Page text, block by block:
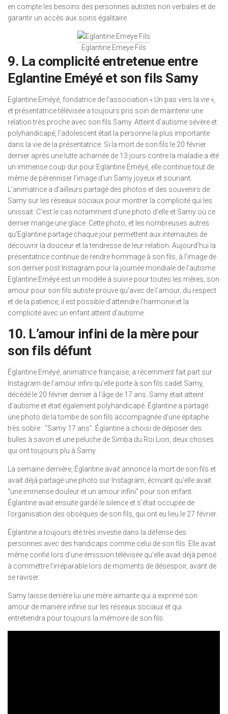
en compte les besoins des personnes autistes non verbales et de
garantir un accès aux soins égalitaire.
Eglantine Emeye Fils
9. La complicité entretenue entre
Eglantine Eméyé et son fils Samy
Eglantine Eméyé, fondatrice de l’association « Un pas vers la vie »,
et présentatrice télévisée a toujours pris soin de maintenir une
relation très proche avec son fils Samy. Atteint d’autisme sévère et
polyhandicapé, l’adolescent était la personne la plus importante
dans la vie de la présentatrice. Si la mort de son fils le 20 février
dernier après une lutte acharnée de 13 jours contre la maladie a été
un immense coup dur pour Eglantine Eméyé, elle continue tout de
même de pérenniser l’image d’un Samy joyeux et souriant.
L’animatrice a d’ailleurs partagé des photos et des souvenirs de
Samy sur les réseaux sociaux pour montrer la complicité qui les
unissait. C’est le cas notamment d’une photo d’elle et Samy où ce
dernier mange une glace. Cette photo, et les nombreuses autres
qu’Eglantine partage chaque jour permettent aux internautes de
découvrir la douceur et la tendresse de leur relation. Aujourd’hui la
présentatrice continue de rendre hommage à son fils, à l’image de
son dernier post Instagram pour la journée mondiale de l’autisme.
Eglantine Eméyé est un modèle à suivre pour toutes les mères, son
amour pour son fils autiste prouve qu’avec de l’amour, du respect
et de la patience, il est possible d’atteindre l’harmonie et la
complicité avec un enfant atteint d’autisme.
10. L’amour infini de la mère pour
son fils défunt
Églantine Eméyé, animatrice française, a récemment fait part sur
Instagram de l’amour infini qu’elle porte à son fils cadet Samy,
décédé le 20 février dernier à l’âge de 17 ans. Samy était atteint
d’autisme et était également polyhandicapé. Églantine a partagé
une photo de la tombe de son fils accompagnée d’une épitaphe
très sobre : “Samy 17 ans”. Églantine a choisi de déposer des
bulles à savon et une peluche de Simba du Roi Lion, deux choses
qui ont toujours plu à Samy.
La semaine dernière, Églantine avait annoncé la mort de son fils et
avait déjà partagé une photo sur Instagram, écrivant qu’elle avait
“une immense douleur et un amour infini” pour son enfant.
Églantine avait ensuite gardé le silence et s’était occupée de
l’organisation des obsèques de son fils, qui ont eu lieu le 27 février.
Églantine a toujours été très investie dans la défense des
personnes avec des handicaps comme celui de son fils. Elle avait
même confié lors d’une émission télévisée qu’elle avait déjà pensé
à commettre l’irréparable lors de moments de désespoir, avant de
se raviser.
Samy laisse derrière lui une mère aimante qui a exprimé son
amour de manière infinie sur les réseaux sociaux et qui
entretiendra pour toujours la mémoire de son fils.